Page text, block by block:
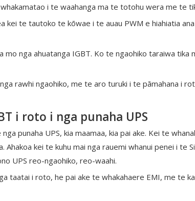
i te waahanga ma te totohu wera me te
kei te tautoko te kōwae i te auau PWM e hiahiatia
mo nga ahuatanga IGBT. Ko te ngaohiko taraiwa tika
rawhi ngaohiko, me te aro turuki i te pāmahana i
i roto i nga punaha UPS
punaha UPS, kia maamaa, kia pai ake. Kei te
kei te kuhu mai nga rauemi whanui penei i te
UPS reo-ngaohiko, reo-waahi.
taatai ​​​​i roto, he pai ake te whakahaere EMI, me te